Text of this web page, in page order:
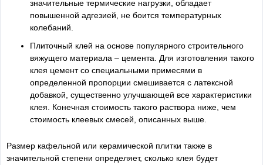
значительные термические нагрузки, обладает
повышенной адгезией, не боится температурных
колебаний.
Плиточный клей на основе популярного строительного
вяжущего материала – цемента. Для изготовления такого
клея цемент со специальными примесями в
определенной пропорции смешивается с латексной
добавкой, существенно улучшающей все характеристики
клея. Конечная стоимость такого раствора ниже, чем
стоимость клеевых смесей, описанных выше.
Размер кафельной или керамической плитки также в
значительной степени определяет, сколько клея будет